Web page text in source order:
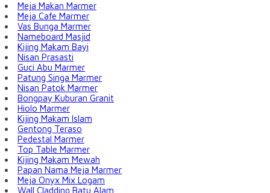
Meja Makan Marmer
Meja Cafe Marmer
Vas Bunga Marmer
Nameboard Masjid
Kijing Makam Bayi
Nisan Prasasti
Guci Abu Marmer
Patung Singa Marmer
Nisan Patok Marmer
Bongpay Kuburan Granit
Hiolo Marmer
Kijing Makam Islam
Gentong Teraso
Pedestal Marmer
Top Table Marmer
Kijing Makam Mewah
Papan Nama Meja Marmer
Meja Onyx Mix Logam
Wall Cladding Batu Alam